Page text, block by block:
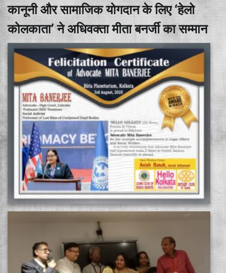
कानूनी और सामाजिक योगदान के लिए ‘हेलो
कोलकाता’ ने अधिवक्ता मीता बनर्जी का सम्मान